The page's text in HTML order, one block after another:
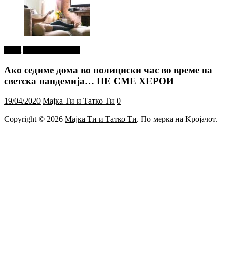
Ако седиме дома во полициски час во време на
светска пандемија… НЕ СМЕ ХЕРОИ
19/04/2020 Мајка Ти и Татко Ти 0
Copyright © 2026 Мајка Ти и Татко Ти. По мерка на Кројачот.